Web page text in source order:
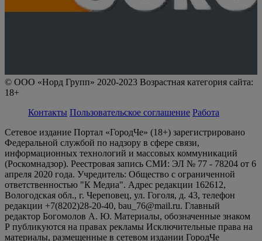
© ООО «Норд Групп» 2020-2023 Возрастная категория сайта:
18+
Контакты Пользовательское соглашение Работа
Сетевое издание Портал «ГородЧе» (18+) зарегистрировано
Федеральной службой по надзору в сфере связи,
информационных технологий и массовых коммуникаций
(Роскомнадзор). Реестровая запись СМИ: ЭЛ № 77 - 78204 от 6
апреля 2020 года. Учредитель: Общество с ограниченной
ответственностью "К Медиа". Адрес редакции 162612,
Вологодская обл., г. Череповец, ул. Гоголя, д. 43, телефон
редакции +7(8202)28-20-40, bau_76@mail.ru. Главный
редактор Богомолов А. Ю. Материалы, обозначенные знаком
Р публикуются на правах рекламы Исключительные права на
материалы, размещенные в сетевом издании ГородЧе